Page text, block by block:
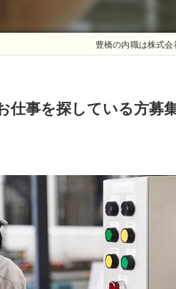
豊橋の内職は株式会
仕事を探している方募